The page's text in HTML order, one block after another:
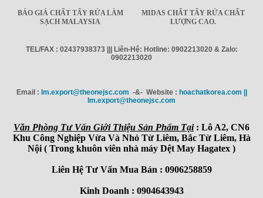
BÁO GIÁ CHẤT TẨY RỬA LÀM
SẠCH MALAYSIA
MIDAS CHẤT TẨY RỬA CHẤT
LƯỢNG CAO.
TEL/FAX : 02437938373 ||| Liên-Hệ: Hotline: 0902213020 & Zalo:
0902213020
Email : Im.export@theonejsc.com -&- Website : hoachatkorea.com ||
Im.export@theonejsc.com
Văn Phòng Tư Vấn Giới Thiệu Sản Phẩm Tại: Lô A2, CN6
Khu Công Nghiệp Vừa Và Nhỏ Từ Liêm, Bắc Từ Liêm, Hà
Nội ( Trong khuôn viên nhà máy Dệt May Hagatex )
Liên Hệ Tư Vấn Mua Bán : 0906258859
Kinh Doanh : 0904643943